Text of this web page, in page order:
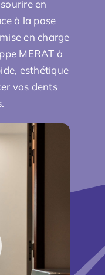
en
à la pose
en charge
MERAT à
esthétique
vos dents